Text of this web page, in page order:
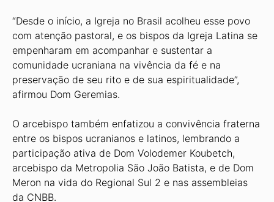
“Desde o início, a Igreja no Brasil acolheu esse povo
com atenção pastoral, e os bispos da Igreja Latina se
empenharam em acompanhar e sustentar a
comunidade ucraniana na vivência da fé e na
preservação de seu rito e de sua espiritualidade”,
afirmou Dom Geremias.
O arcebispo também enfatizou a convivência fraterna
entre os bispos ucranianos e latinos, lembrando a
participação ativa de Dom Volodemer Koubetch,
arcebispo da Metropolia São João Batista, e de Dom
Meron na vida do Regional Sul 2 e nas assembleias
da CNBB.